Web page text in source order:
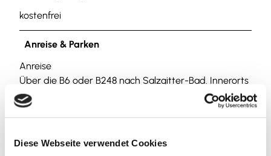
Diese Webseite verwendet Cookies
kostenfrei
Anreise & Parken
Anreise
Über die B6 oder B248 nach Salzgitter-Bad. Innerorts
der Ausschilderung zum Thermalsolbad folgen.
Kostenfreie Parkplätze stehen zur Verfügung.